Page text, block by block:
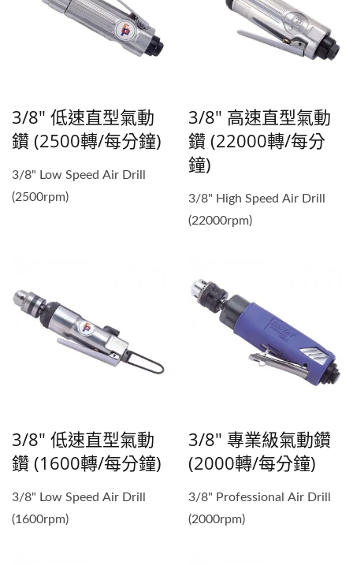
3/8" 低速直型氣動
鑽 (2500轉/每分鐘)
3/8" Low Speed Air Drill
(2500rpm)
3/8" 高速直型氣動
鑽 (22000轉/每分
鐘)
3/8" High Speed Air Drill
(22000rpm)
3/8" 低速直型氣動
鑽 (1600轉/每分鐘)
3/8" Low Speed Air Drill
(1600rpm)
3/8" 專業級氣動鑽
(2000轉/每分鐘)
3/8" Professional Air Drill
(2000rpm)